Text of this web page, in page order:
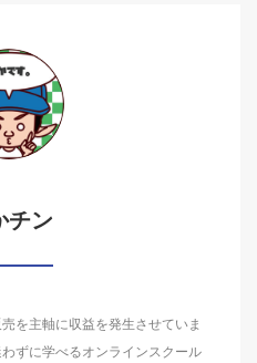
チン
を主軸に収益を発生させていま
ずに学べるオンラインスクール